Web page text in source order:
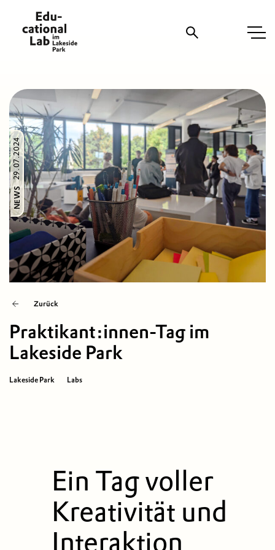
Suche
NEWS
29.07.2024
Zurück
Praktikant:innen-Tag im
Lakeside Park
Lakeside Park Labs
Ein Tag voller
Kreativität und
Interaktion